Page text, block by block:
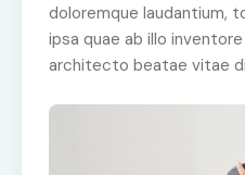
doloremque laudantium,
ipsa quae ab illo
architecto beatae vitae